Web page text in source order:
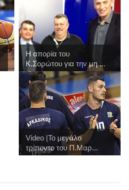
Η απορία του
Κ.Σορώτου για την μη ...
Video |Το μεγάλο
τρίποντο του Π.Μαρ...